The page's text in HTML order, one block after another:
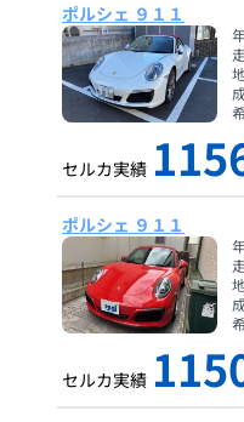
ポルシェ ９１１
セルカ実績
ポルシェ ９１１
セルカ実績